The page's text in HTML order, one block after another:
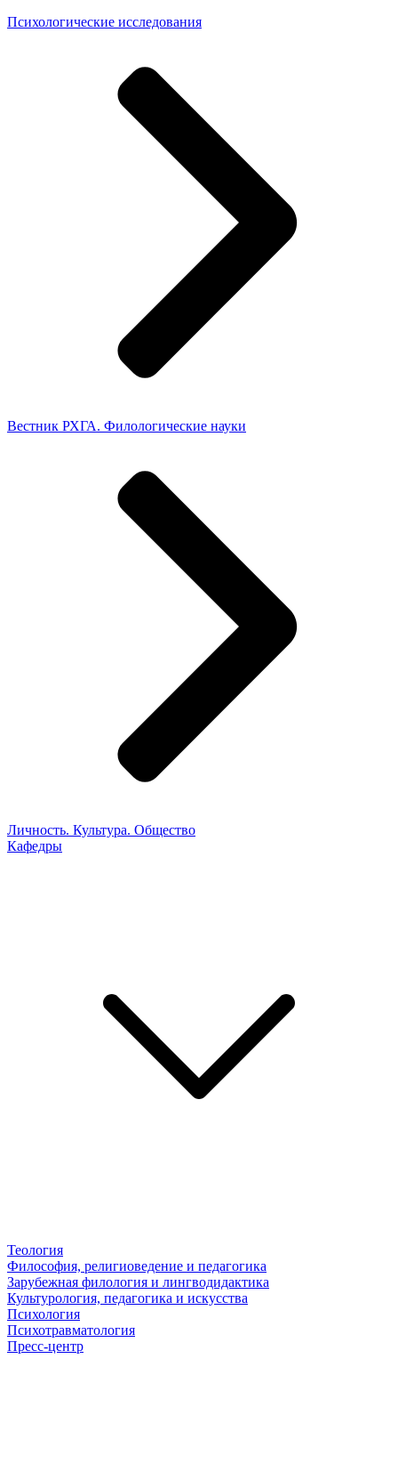
Психологические исследования
Вестник РХГА. Филологические науки
Личность. Культура. Общество
Кафедры
Теология
Философия, религиоведение и педагогика
Зарубежная филология и лингводидактика
Культурология, педагогика и искусства
Психология
Психотравматология
Пресс-центр